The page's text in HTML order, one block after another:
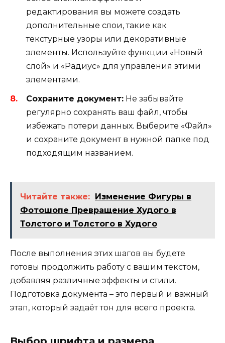
редактирования вы можете создать
дополнительные слои, такие как
текстурные узоры или декоративные
элементы. Используйте функции «Новый
слой» и «Радиус» для управления этими
элементами.
Сохраните документ: Не забывайте
регулярно сохранять ваш файл, чтобы
избежать потери данных. Выберите «Файл»
и сохраните документ в нужной папке под
подходящим названием.
Читайте также: Изменение Фигуры в
Фотошопе Превращение Худого в
Толстого и Толстого в Худого
После выполнения этих шагов вы будете
готовы продолжить работу с вашим текстом,
добавляя различные эффекты и стили.
Подготовка документа – это первый и важный
этап, который задаёт тон для всего проекта.